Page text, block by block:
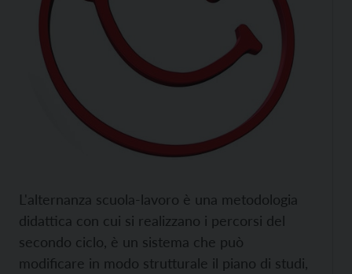
L'alternanza scuola-lavoro è una metodologia
didattica con cui si realizzano i percorsi del
secondo ciclo, è un sistema che può
modificare in modo strutturale il piano di studi,